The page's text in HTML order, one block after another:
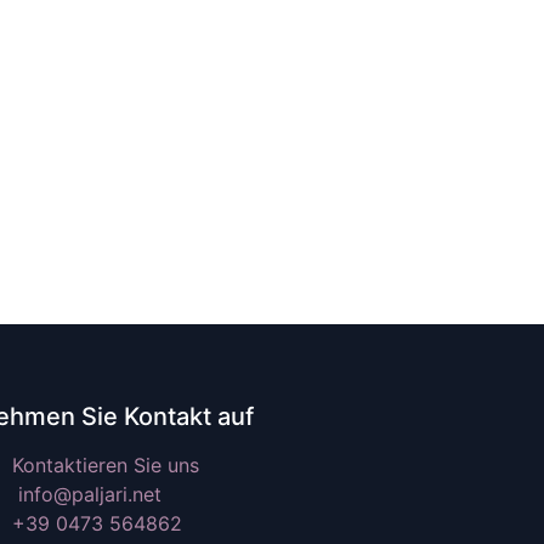
Sie Kontakt auf
Kontaktieren Sie uns
info@paljari.net
+39 0473 564862